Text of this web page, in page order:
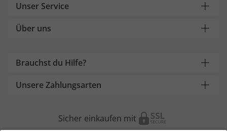
Unser Service
Über uns
Brauchst du Hilfe?
Unsere Zahlungsarten
Sicher einkaufen mit